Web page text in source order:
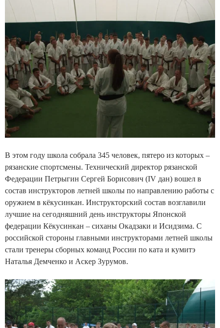
В этом году школа собрала 345 человек, пятеро из которых –
рязанские спортсмены. Технический директор рязанской
Федерации Петрыгин Сергей Борисович (IV дан) вошел в
состав инструкторов летней школы по направлению работы с
оружием в кёкусинкан. Инструкторский состав возглавили
лучшие на сегодняшний день инструкторы Японской
федерации Кёкусинкан – сиханы Окадзаки и Исидзима. С
российской стороны главными инструкторами летней школы
стали тренеры сборных команд России по ката и кумитэ
Наталья Демченко и Аскер Зурумов.